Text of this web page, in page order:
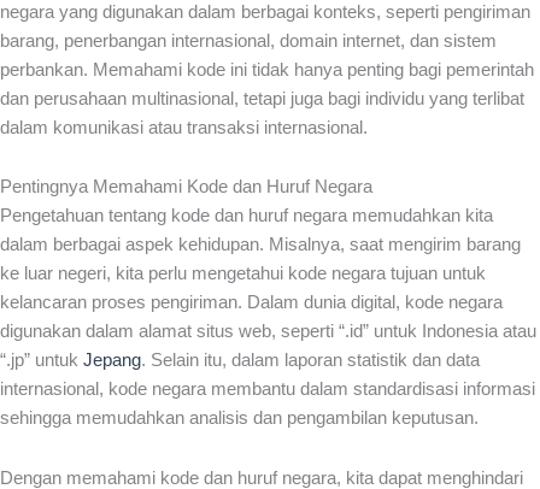
negara yang digunakan dalam berbagai konteks, seperti pengiriman
barang, penerbangan internasional, domain internet, dan sistem
perbankan. Memahami kode ini tidak hanya penting bagi pemerintah
dan perusahaan multinasional, tetapi juga bagi individu yang terlibat
dalam komunikasi atau transaksi internasional.
Pentingnya Memahami Kode dan Huruf Negara
Pengetahuan tentang kode dan huruf negara memudahkan kita
dalam berbagai aspek kehidupan. Misalnya, saat mengirim barang
ke luar negeri, kita perlu mengetahui kode negara tujuan untuk
kelancaran proses pengiriman. Dalam dunia digital, kode negara
digunakan dalam alamat situs web, seperti “.id” untuk Indonesia atau
“.jp” untuk Jepang. Selain itu, dalam laporan statistik dan data
internasional, kode negara membantu dalam standardisasi informasi
sehingga memudahkan analisis dan pengambilan keputusan.
Dengan memahami kode dan huruf negara, kita dapat menghindari